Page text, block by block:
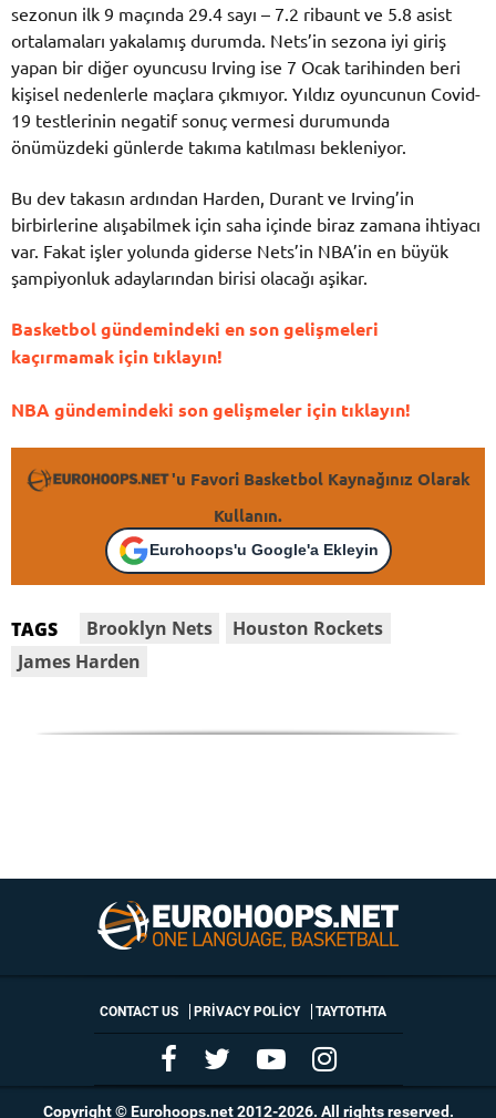
sezonun ilk 9 maçında 29.4 sayı – 7.2 ribaunt ve 5.8 asist
ortalamaları yakalamış durumda. Nets’in sezona iyi giriş
yapan bir diğer oyuncusu Irving ise 7 Ocak tarihinden beri
kişisel nedenlerle maçlara çıkmıyor. Yıldız oyuncunun Covid-
19 testlerinin negatif sonuç vermesi durumunda
önümüzdeki günlerde takıma katılması bekleniyor.
Bu dev takasın ardından Harden, Durant ve Irving’in
birbirlerine alışabilmek için saha içinde biraz zamana ihtiyacı
var. Fakat işler yolunda giderse Nets’in NBA’in en büyük
şampiyonluk adaylarından birisi olacağı aşikar.
Basketbol gündemindeki en son gelişmeleri
kaçırmamak için tıklayın!
NBA gündemindeki son gelişmeler için tıklayın!
'u Favori Basketbol Kaynağınız Olarak
Kullanın.
Eurohoops'u Google'a Ekleyin
TAGS Brooklyn Nets
Houston Rockets
James Harden
CONTACT US PRIVACY POLICY ΤΑΥΤΟΤΗΤΑ
Copyright © Eurohoops.net 2012-2026. All rights reserved.